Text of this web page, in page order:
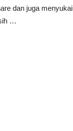
dan juga
…